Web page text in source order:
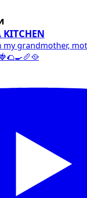
KITCHEN
my grandmother,